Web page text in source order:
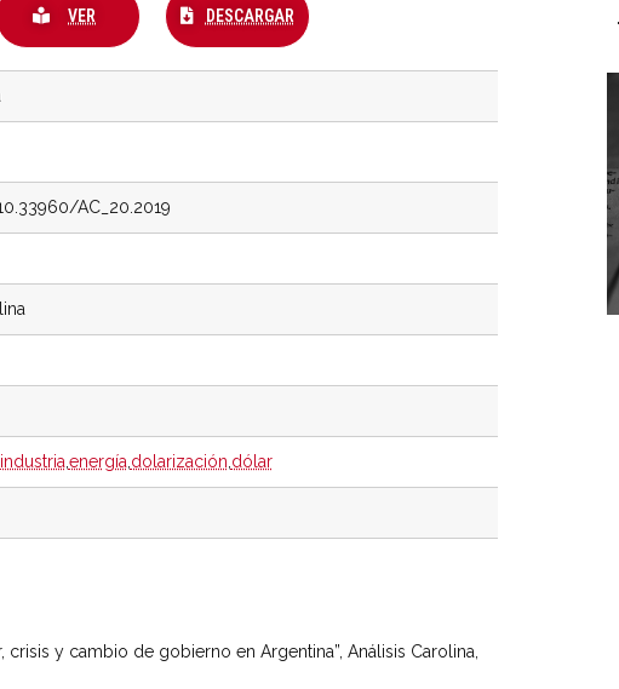
VER DESCARGAR
AC_20.2019
industria energía dolarización dólar
crisis y cambio de gobierno en Argentina”, Análisis Carolina,